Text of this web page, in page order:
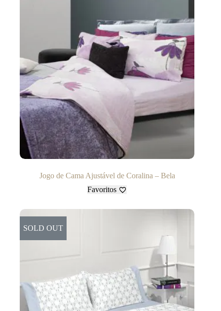
Jogo de Cama Ajustável de Coralina – Bela
Favoritos
SOLD OUT